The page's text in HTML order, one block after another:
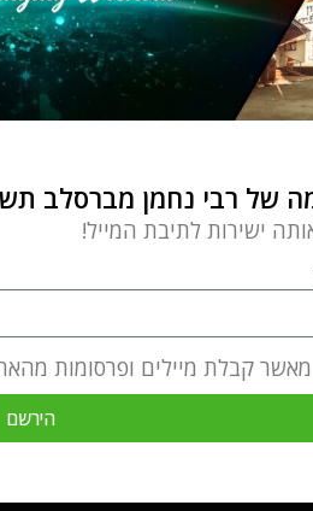
של רבי נחמן מברסלב
ישירות לתיבת המייל!
מאשר קבלת מיילים ופרסומות
הירשם